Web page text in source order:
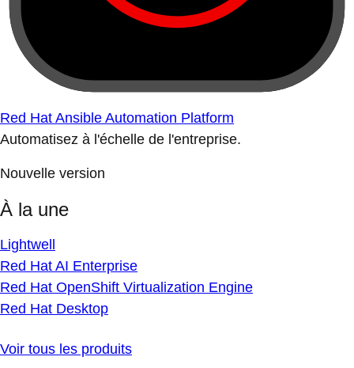
Red Hat Ansible Automation Platform
Automatisez à l'échelle de l'entreprise.
Nouvelle version
À la une
Lightwell
Red Hat AI Enterprise
Red Hat OpenShift Virtualization Engine
Red Hat Desktop
Voir tous les produits